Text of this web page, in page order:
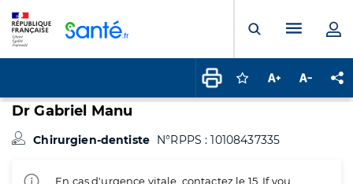
Ouvrir laMenu
Connectez-vous
Augmenter la
Dr Gabriel Manu
Chirurgien-dentiste N°RPPS : 10108437335
En cas d'urgence vitale, contactez le 15. If you